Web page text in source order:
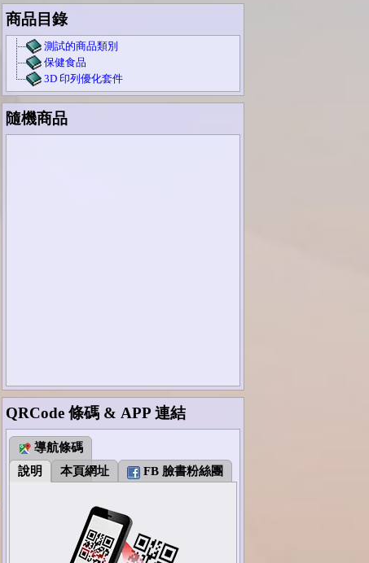
商品目錄
測試的商品類別
保健食品
3D 印列優化套件
隨機商品
QRCode 條碼 & APP 連結
說明 本頁網址 FB 臉書粉絲團
導航條碼